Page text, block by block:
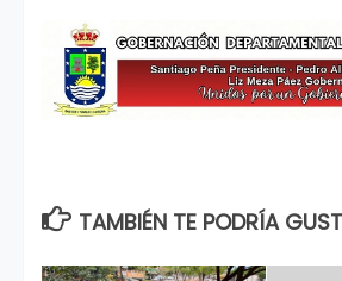
TAMBIÉN TE PODRÍA